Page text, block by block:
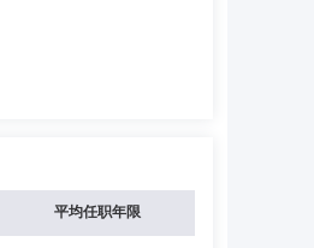
平均任职年限